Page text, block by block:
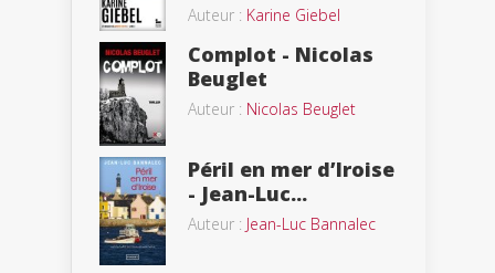
Auteur : Karine Giebel
Complot - Nicolas
Beuglet
Auteur : Nicolas Beuglet
Péril en mer d’Iroise
- Jean-Luc...
Auteur : Jean-Luc Bannalec